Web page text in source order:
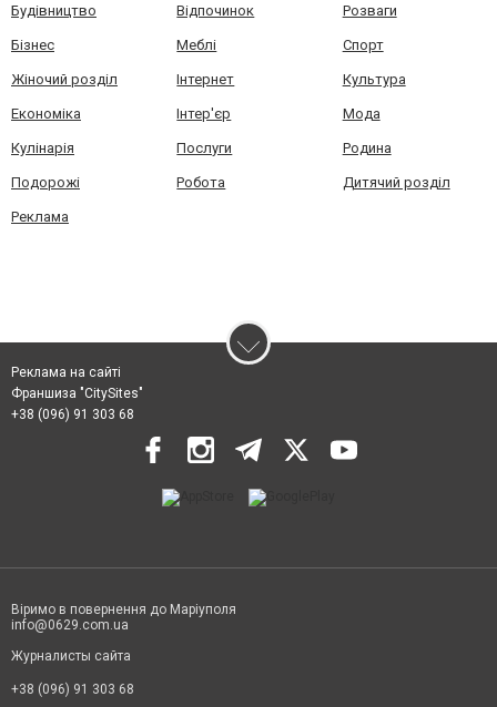
Будівництво Відпочинок Розваги
Бізнес Меблі Спорт
Жіночий розділ Інтернет Культура
Економіка Інтер'єр Мода
Кулінарія Послуги Родина
Подорожі Робота Дитячий розділ
Реклама
Реклама на сайті
Франшиза "CitySites"
+38 (096) 91 303 68
Віримо в повернення до Маріуполя
info@0629.com.ua
Журналисты сайта
+38 (096) 91 303 68